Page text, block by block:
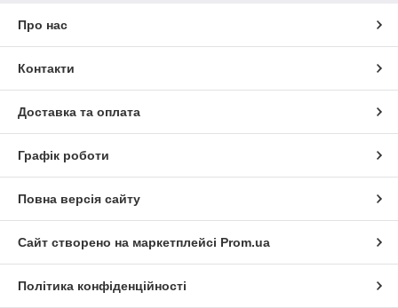
Про нас
Контакти
Доставка та оплата
Графік роботи
Повна версія сайту
Сайт створено на маркетплейсі Prom.ua
Політика конфіденційності